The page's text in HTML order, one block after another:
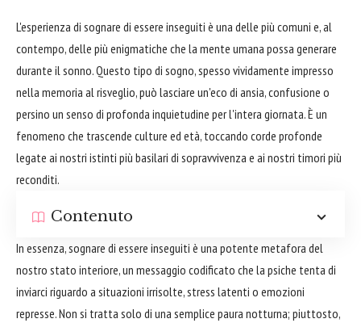
L'esperienza di sognare di essere inseguiti è una delle più comuni e, al
contempo, delle più enigmatiche che la mente umana possa generare
durante il sonno. Questo tipo di sogno, spesso vividamente impresso
nella memoria al risveglio, può lasciare un'eco di ansia, confusione o
persino un senso di profonda inquietudine per l'intera giornata. È un
fenomeno che trascende culture ed età, toccando corde profonde
legate ai nostri istinti più basilari di sopravvivenza e ai nostri timori più
reconditi.
Contenuto
In essenza, sognare di essere inseguiti è una potente metafora del
nostro stato interiore, un messaggio codificato che la psiche tenta di
inviarci riguardo a situazioni irrisolte, stress latenti o emozioni
represse. Non si tratta solo di una semplice paura notturna; piuttosto,